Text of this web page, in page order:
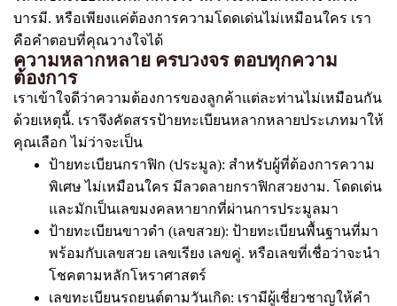
บารมี. หรือเพียงแค่ต้องการความโดดเด่นไม่เหมือนใคร เรา
คือคำตอบที่คุณวางใจได้
ความหลากหลาย ครบวงจร ตอบทุกความ
ต้องการ
เราเข้าใจดีว่าความต้องการของลูกค้าแต่ละท่านไม่เหมือนกัน
ด้วยเหตุนี้. เราจึงคัดสรรป้ายทะเบียนหลากหลายประเภทมาให้
คุณเลือก ไม่ว่าจะเป็น
ป้ายทะเบียนกราฟิก (ประมูล): สำหรับผู้ที่ต้องการความ
พิเศษ ไม่เหมือนใคร มีลวดลายกราฟิกสวยงาม. โดดเด่น
และมักเป็นเลขมงคลหายากที่ผ่านการประมูลมา
ป้ายทะเบียนขาวดำ (เลขสวย): ป้ายทะเบียนพื้นฐานที่มา
พร้อมกับเลขสวย เลขเรียง เลขคู่. หรือเลขที่เชื่อว่าจะนำ
โชคตามหลักโหราศาสตร์
เลขทะเบียนรถยนต์ตามวันเกิด: เรามีผู้เชี่ยวชาญให้คำ